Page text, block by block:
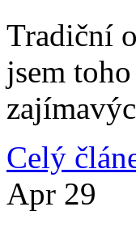
Tradiční
jsem
Celý
Apr 29